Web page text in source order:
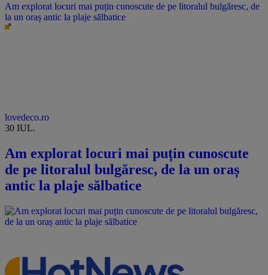
Am explorat locuri mai puțin cunoscute de pe litoralul bulgăresc, de
la un oraș antic la plaje sălbatice
lovedeco.ro
30 IUL.
Am explorat locuri mai puțin cunoscute
de pe litoralul bulgăresc, de la un oraș
antic la plaje sălbatice